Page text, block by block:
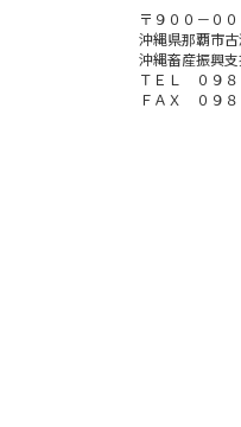
〒９００－００
沖縄県那覇市
沖縄畜産振興
ＴＥＬ ０９８
ＦＡＸ ０９８